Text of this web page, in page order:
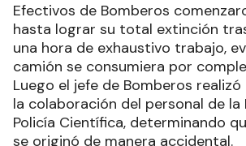
Efectivos de Bomberos
hasta lograr su total extinción
una hora de exhaustivo trabajo,
camión se consumiera por
Luego el jefe de Bomberos
la colaboración del personal de la
Policía Científica, determinando
se originó de manera accidental.